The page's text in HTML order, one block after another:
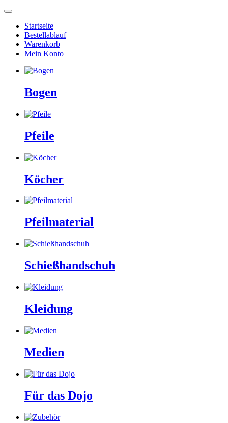
Startseite
Bestellablauf
Warenkorb
Mein Konto
Bogen
Pfeile
Köcher
Pfeilmaterial
Schießhandschuh
Kleidung
Medien
Für das Dojo